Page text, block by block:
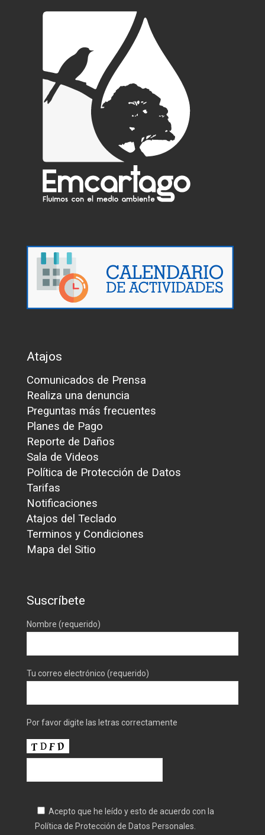
Atajos
Comunicados de Prensa
Realiza una denuncia
Preguntas más frecuentes
Planes de Pago
Reporte de Daños
Sala de Videos
Política de Protección de Datos
Tarifas
Notificaciones
Atajos del Teclado
Terminos y Condiciones
Mapa del Sitio
Suscríbete
Nombre (requerido)
Tu correo electrónico (requerido)
Por favor digite las letras correctamente
Acepto que he leído y esto de acuerdo con la
Política de Protección de Datos Personales.